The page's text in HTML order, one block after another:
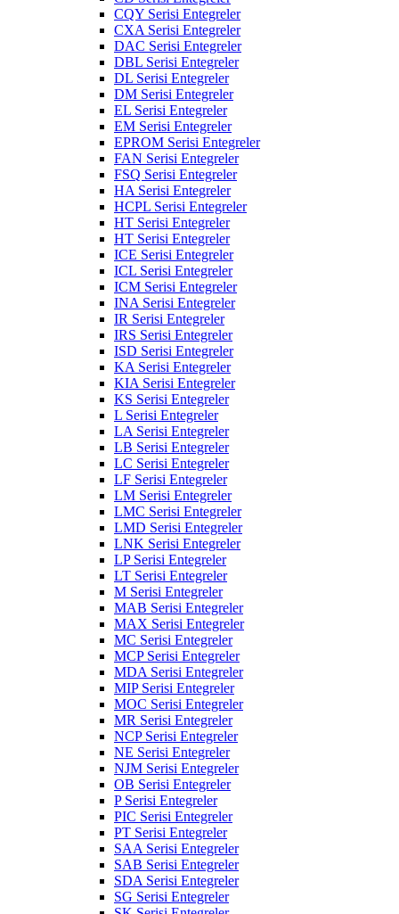
CQY Serisi Entegreler
CXA Serisi Entegreler
DAC Serisi Entegreler
DBL Serisi Entegreler
DL Serisi Entegreler
DM Serisi Entegreler
EL Serisi Entegreler
EM Serisi Entegreler
EPROM Serisi Entegreler
FAN Serisi Entegreler
FSQ Serisi Entegreler
HA Serisi Entegreler
HCPL Serisi Entegreler
HT Serisi Entegreler
HT Serisi Entegreler
ICE Serisi Entegreler
ICL Serisi Entegreler
ICM Serisi Entegreler
INA Serisi Entegreler
IR Serisi Entegreler
IRS Serisi Entegreler
ISD Serisi Entegreler
KA Serisi Entegreler
KIA Serisi Entegreler
KS Serisi Entegreler
L Serisi Entegreler
LA Serisi Entegreler
LB Serisi Entegreler
LC Serisi Entegreler
LF Serisi Entegreler
LM Serisi Entegreler
LMC Serisi Entegreler
LMD Serisi Entegreler
LNK Serisi Entegreler
LP Serisi Entegreler
LT Serisi Entegreler
M Serisi Entegreler
MAB Serisi Entegreler
MAX Serisi Entegreler
MC Serisi Entegreler
MCP Serisi Entegreler
MDA Serisi Entegreler
MIP Serisi Entegreler
MOC Serisi Entegreler
MR Serisi Entegreler
NCP Serisi Entegreler
NE Serisi Entegreler
NJM Serisi Entegreler
OB Serisi Entegreler
P Serisi Entegreler
PIC Serisi Entegreler
PT Serisi Entegreler
SAA Serisi Entegreler
SAB Serisi Entegreler
SDA Serisi Entegreler
SG Serisi Entegreler